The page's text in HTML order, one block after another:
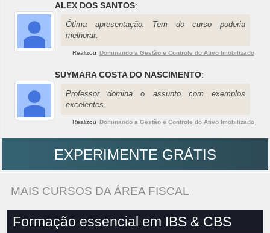
ALEX DOS SANTOS:
Ótima apresentação. Tem do curso poderia
melhorar.
Realizou Dominando a Gestão e Controle do Ativo Imobilizado
SUYMARA COSTA DO NASCIMENTO:
Professor domina o assunto com exemplos
excelentes.
Realizou Dominando a Gestão e Controle do Ativo Imobilizado
EXPERIMENTE GRÁTIS
MAIS CURSOS DA ÁREA FISCAL
Formação essencial em IBS & CBS